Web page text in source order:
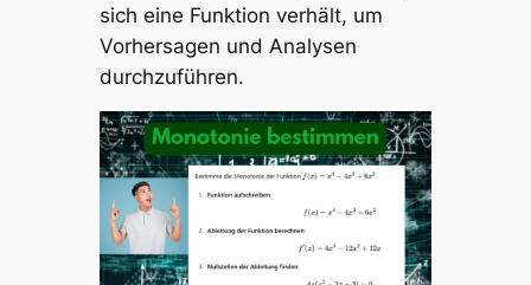
sich eine Funktion verhält, um
Vorhersagen und Analysen
durchzuführen.